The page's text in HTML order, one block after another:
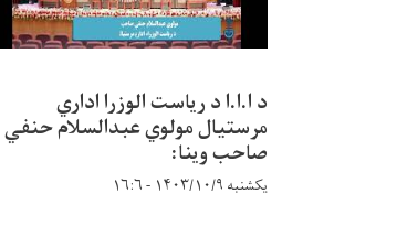
د ا.ا.ا د ریاست الوزرا اداري
مرستیال مولوي عبدالسلام حنفي
صاحب وینا:
یکشنبه ۱۴۰۳/۱۰/۹ - ۱۶:۶